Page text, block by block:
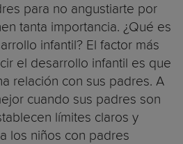
para no angustiarte por
tanta importancia. ¿Qué es
infantil? El factor más
el desarrollo infantil es que
relación con sus padres. A
cuando sus padres son
límites claros y
los niños con padres